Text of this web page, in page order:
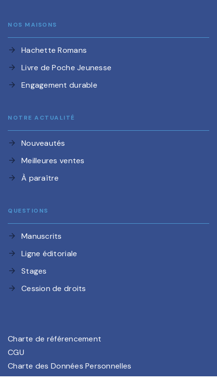
NOS MAISONS
arrow_forward Hachette Romans
arrow_forward Livre de Poche Jeunesse
arrow_forward Engagement durable
NOTRE ACTUALITÉ
arrow_forward Nouveautés
arrow_forward Meilleures ventes
arrow_forward À paraître
QUESTIONS
arrow_forward Manuscrits
arrow_forward Ligne éditoriale
arrow_forward Stages
arrow_forward Cession de droits
Charte de référencement
CGU
Charte des Données Personnelles
Mentions légales